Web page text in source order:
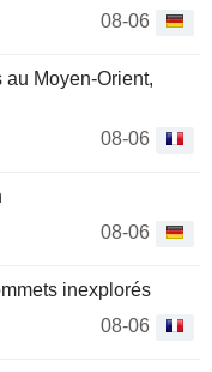
08-06
Moyen-Orient,
08-06
08-06
inexplorés
08-06